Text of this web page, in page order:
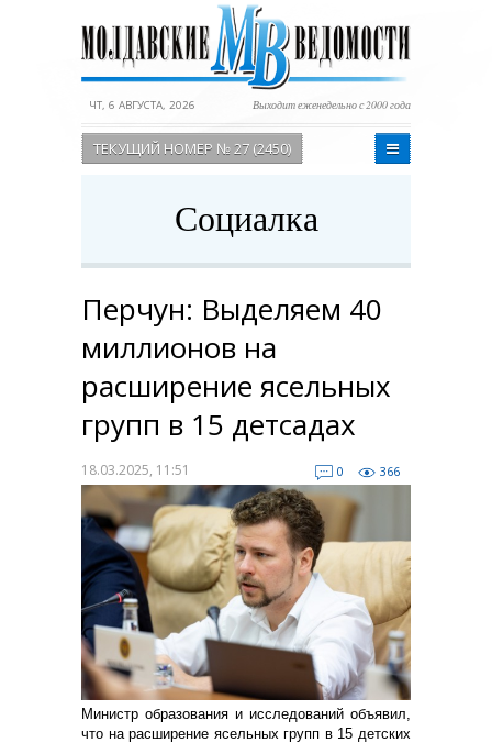
ЧТ, 6 АВГУСТА, 2026 Выходит еженедельно с 2000 года
ТЕКУЩИЙ НОМЕР № 27 (2450)
Социалка
Перчун: Выделяем 40
миллионов на
расширение ясельных
групп в 15 детсадах
18.03.2025, 11:51 0 366
Министр образования и исследований объявил,
что на расширение ясельных групп в 15 детских